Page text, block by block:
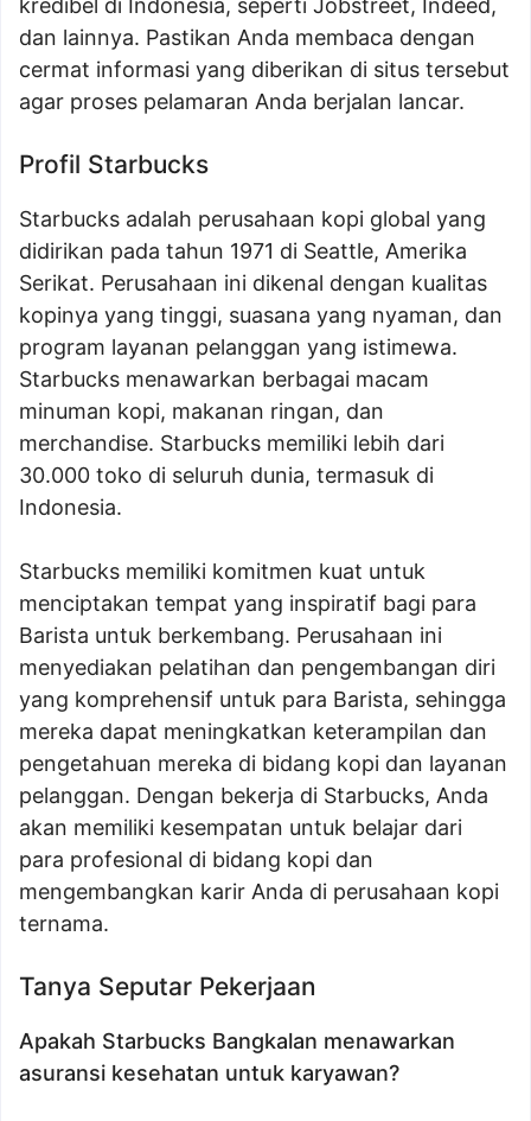
kredibel di Indonesia, seperti Jobstreet, Indeed,
dan lainnya. Pastikan Anda membaca dengan
cermat informasi yang diberikan di situs tersebut
agar proses pelamaran Anda berjalan lancar.
Profil Starbucks
Starbucks adalah perusahaan kopi global yang
didirikan pada tahun 1971 di Seattle, Amerika
Serikat. Perusahaan ini dikenal dengan kualitas
kopinya yang tinggi, suasana yang nyaman, dan
program layanan pelanggan yang istimewa.
Starbucks menawarkan berbagai macam
minuman kopi, makanan ringan, dan
merchandise. Starbucks memiliki lebih dari
30.000 toko di seluruh dunia, termasuk di
Indonesia.
Starbucks memiliki komitmen kuat untuk
menciptakan tempat yang inspiratif bagi para
Barista untuk berkembang. Perusahaan ini
menyediakan pelatihan dan pengembangan diri
yang komprehensif untuk para Barista, sehingga
mereka dapat meningkatkan keterampilan dan
pengetahuan mereka di bidang kopi dan layanan
pelanggan. Dengan bekerja di Starbucks, Anda
akan memiliki kesempatan untuk belajar dari
para profesional di bidang kopi dan
mengembangkan karir Anda di perusahaan kopi
ternama.
Tanya Seputar Pekerjaan
Apakah Starbucks Bangkalan menawarkan
asuransi kesehatan untuk karyawan?